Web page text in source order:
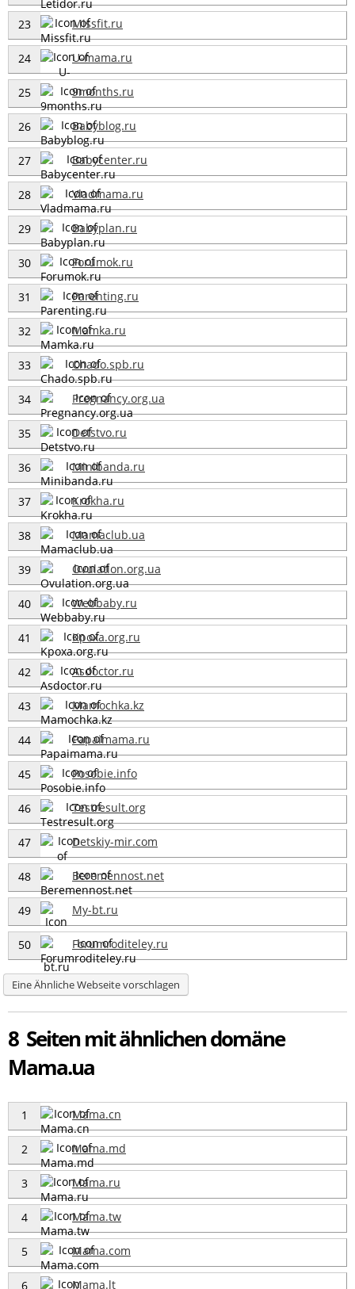
23 Missfit.ru
24 U-mama.ru
25 9months.ru
26 Babyblog.ru
27 Babycenter.ru
28 Vladmama.ru
29 Babyplan.ru
30 Forumok.ru
31 Parenting.ru
32 Mamka.ru
33 Chado.spb.ru
34 Pregnancy.org.ua
35 Detstvo.ru
36 Minibanda.ru
37 Krokha.ru
38 Mamaclub.ua
39 Ovulation.org.ua
40 Webbaby.ru
41 Kpoxa.org.ru
42 Asdoctor.ru
43 Mamochka.kz
44 Papaimama.ru
45 Posobie.info
46 Testresult.org
47 Detskiy-mir.com
48 Beremennost.net
49 My-bt.ru
50 Forumroditeley.ru
Eine Ähnliche Webseite vorschlagen
8 Seiten mit ähnlichen domäne
Mama.ua
1 Mama.cn
2 Mama.md
3 Mama.ru
4 Mama.tw
5 Mama.com
6 Mama.lt